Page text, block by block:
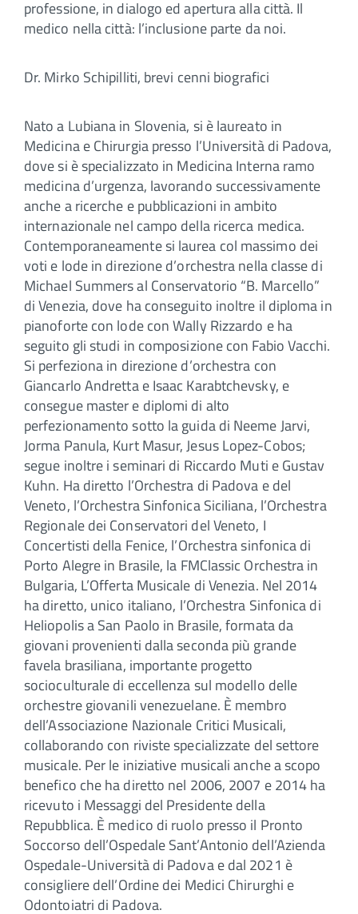
professione, in dialogo ed apertura alla città. Il
medico nella città: l’inclusione parte da noi.
Dr. Mirko Schipilliti, brevi cenni biografici
Nato a Lubiana in Slovenia, si è laureato in
Medicina e Chirurgia presso l’Università di Padova,
dove si è specializzato in Medicina Interna ramo
medicina d’urgenza, lavorando successivamente
anche a ricerche e pubblicazioni in ambito
internazionale nel campo della ricerca medica.
Contemporaneamente si laurea col massimo dei
voti e lode in direzione d’orchestra nella classe di
Michael Summers al Conservatorio “B. Marcello”
di Venezia, dove ha conseguito inoltre il diploma in
pianoforte con lode con Wally Rizzardo e ha
seguito gli studi in composizione con Fabio Vacchi.
Si perfeziona in direzione d’orchestra con
Giancarlo Andretta e Isaac Karabtchevsky, e
consegue master e diplomi di alto
perfezionamento sotto la guida di Neeme Jarvi,
Jorma Panula, Kurt Masur, Jesus Lopez-Cobos;
segue inoltre i seminari di Riccardo Muti e Gustav
Kuhn. Ha diretto l’Orchestra di Padova e del
Veneto, l’Orchestra Sinfonica Siciliana, l’Orchestra
Regionale dei Conservatori del Veneto, I
Concertisti della Fenice, l’Orchestra sinfonica di
Porto Alegre in Brasile, la FMClassic Orchestra in
Bulgaria, L’Offerta Musicale di Venezia. Nel 2014
ha diretto, unico italiano, l’Orchestra Sinfonica di
Heliopolis a San Paolo in Brasile, formata da
giovani provenienti dalla seconda più grande
favela brasiliana, importante progetto
socioculturale di eccellenza sul modello delle
orchestre giovanili venezuelane. È membro
dell’Associazione Nazionale Critici Musicali,
collaborando con riviste specializzate del settore
musicale. Per le iniziative musicali anche a scopo
benefico che ha diretto nel 2006, 2007 e 2014 ha
ricevuto i Messaggi del Presidente della
Repubblica. È medico di ruolo presso il Pronto
Soccorso dell’Ospedale Sant’Antonio dell’Azienda
Ospedale-Università di Padova e dal 2021 è
consigliere dell’Ordine dei Medici Chirurghi e
Odontoiatri di Padova.